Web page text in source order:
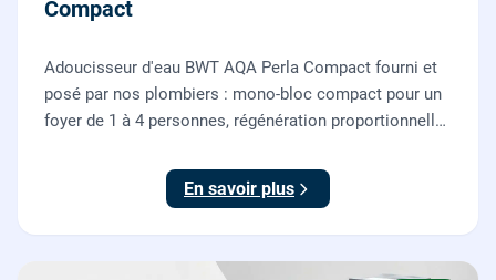
Compact
Adoucisseur d'eau BWT AQA Perla Compact fourni et
posé par nos plombiers : mono-bloc compact pour un
foyer de 1 à 4 personnes, régénération proportionnelle
toute la maison du calcaire.
En savoir plus